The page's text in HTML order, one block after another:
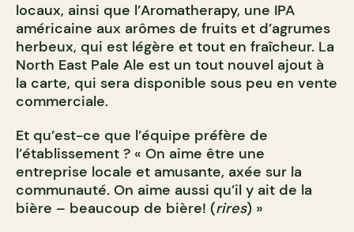
locaux, ainsi que l’Aromatherapy, une IPA
américaine aux arômes de fruits et d’agrumes
herbeux, qui est légère et tout en fraîcheur. La
North East Pale Ale est un tout nouvel ajout à
la carte, qui sera disponible sous peu en vente
commerciale.
Et qu’est-ce que l’équipe préfère de
l’établissement ? « On aime être une
entreprise locale et amusante, axée sur la
communauté. On aime aussi qu’il y ait de la
bière – beaucoup de bière! (rires) »